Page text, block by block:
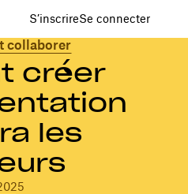
S’inscrireSe connecter
collaborer
créer
les